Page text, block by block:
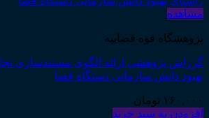
مشاهده
پژوهشگاه قوه قضاییه
گزراش پژوهشی ارائه الگوی مستندسازی
بهبود دانش سازمانی دستگاه قضا
۱۶۰,۰۰۰ تومان
افزودن به سبد خرید